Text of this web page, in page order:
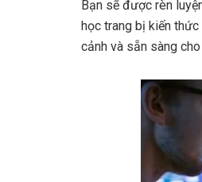
Bạn sẽ được rèn
học trang bị kiến
cảnh và sẵn sàng